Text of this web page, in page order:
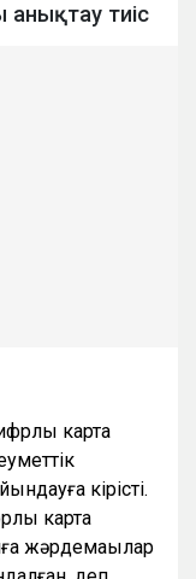
анықтау тиіс
карта
кірісті.
карта
жәрдемақылар